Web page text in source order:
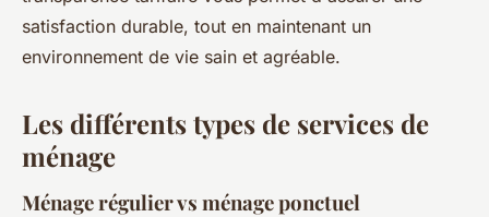
satisfaction durable, tout en maintenant un
environnement de vie sain et agréable.
Les différents types de services de
ménage
Ménage régulier vs ménage ponctuel